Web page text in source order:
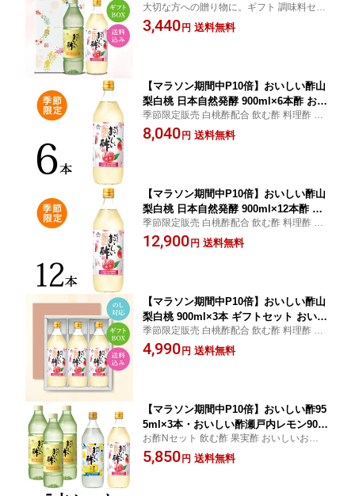
本 計2本花つづり-11 ギフトセット 酢 お
酢 御中元 期間限定 包装 熨斗 メッセー
大切な方への贈り物に。ギフト 調味料セッ
ト 箱入り のし対応 お中元 お歳暮 粗品 御中
元 御歳暮果実酢 万能酢 調味料 万能調味料
3,440円 送料無料
【マラソン期間中P10倍】おいしい酢山
梨白桃 日本自然発酵 900ml×6本酢 お酢
飲む酢 飲むお酢 美味しい酢 ドリンク
季節限定
季節限定販売 白桃酢配合 飲む酢 料理酢 美
味しい酢 おいしいお酢季節限定
8,040円 送料無料
【マラソン期間中P10倍】おいしい酢山
梨白桃 日本自然発酵 900ml×12本酢 お
酢 飲む酢 飲むお酢 美味しい酢 ドリン
ク 季節限定
季節限定販売 白桃酢配合 飲む酢 料理酢 美
味しい酢 おいしいお酢季節限定
12,900円 送料無料
【マラソン期間中P10倍】おいしい酢山
梨白桃 900ml×3本 ギフトセット おいし
い酢 酢 お酢 調味料 ギフト 季節限定 贈
り物 飲む酢 飲むお酢 ビネガー もも モ
季節限定販売 白桃酢配合 飲む酢 料理酢 美
味しい酢 おいしいお酢もも酢
4,990円 送料無料
【マラソン期間中P10倍】おいしい酢95
5ml×3本・おいしい酢瀬戸内レモン900
ml×1本・おいしい酢山梨白桃900ml×1
本 計5本セット 日本自然発酵お酢Nセッ
お酢Nセット 飲む酢 果実酢 おいしいお酢夏
とくキャンペーン おいしい酢専用コップ1
個プレゼント！無くなり次第終了
5,850円 送料無料